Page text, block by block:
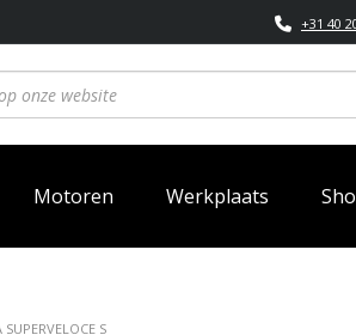
+31 40
Motoren Werkplaats
S